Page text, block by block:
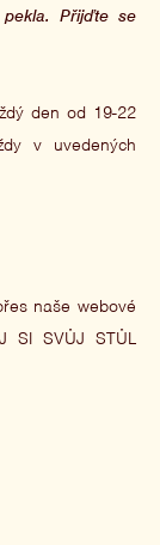
Přijďte se
den od 19-22
v uvedených
naše webové
SI SVŮJ STŮL